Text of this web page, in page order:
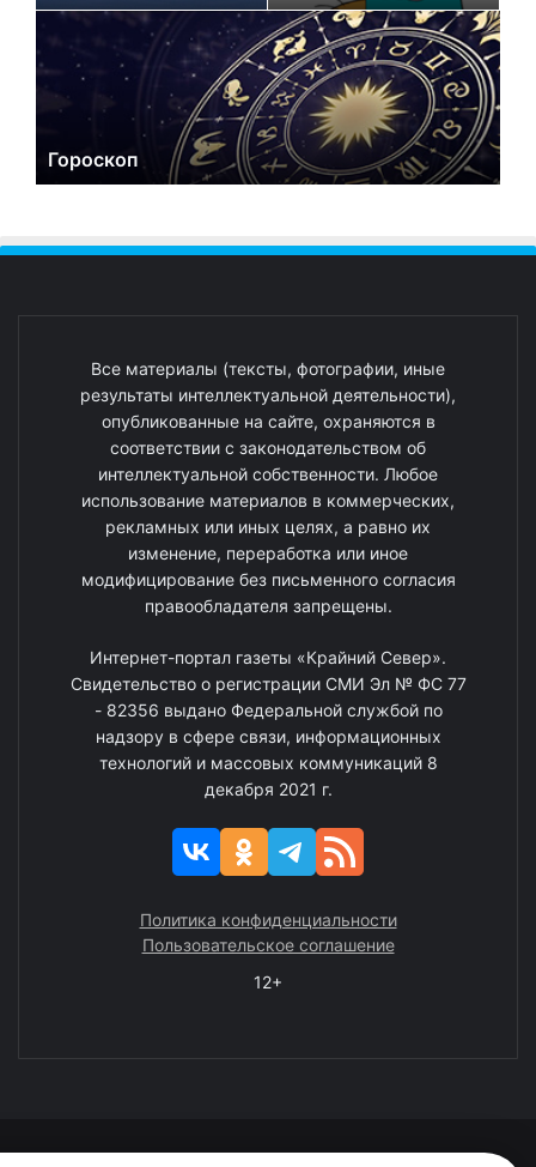
Гороскоп
Все материалы (тексты, фотографии, иные
результаты интеллектуальной деятельности),
опубликованные на сайте, охраняются в
соответствии с законодательством об
интеллектуальной собственности. Любое
использование материалов в коммерческих,
рекламных или иных целях, а равно их
изменение, переработка или иное
модифицирование без письменного согласия
правообладателя запрещены.
Интернет-портал газеты «Крайний Север».
Свидетельство о регистрации СМИ Эл № ФС 77
- 82356 выдано Федеральной службой по
надзору в сфере связи, информационных
технологий и массовых коммуникаций 8
декабря 2021 г.
Политика конфиденциальности
Пользовательское соглашение
12+